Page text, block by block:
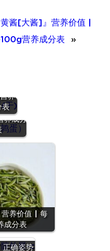
黄酱[大酱]』营养价值 |
营养成分表
»
养
表
鹌鹑
价值 |
养成分
营养价值 | 每
成分表
正确姿势
拉
养
每